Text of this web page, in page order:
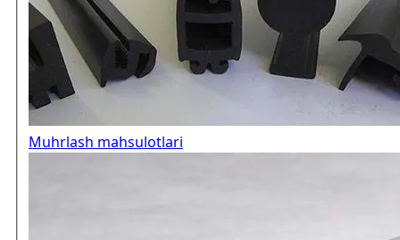
Muhrlash mahsulotlari